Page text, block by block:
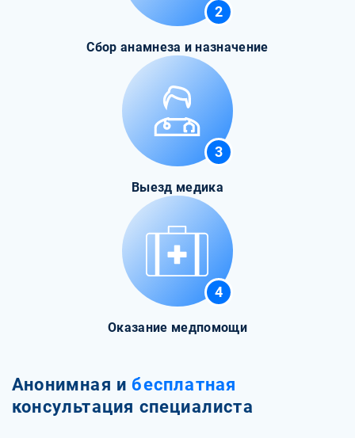
2
Сбор анамнеза и назначение
3
Выезд медика
4
Оказание медпомощи
Анонимная и бесплатная
консультация специалиста